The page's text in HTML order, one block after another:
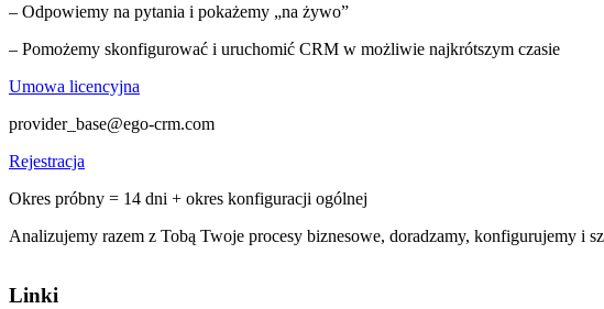
– Odpowiemy na pytania i pokażemy „na żywo”
– Pomożemy skonfigurować i uruchomić CRM w możliwie najkrótszym czasie
Umowa licencyjna
provider_base@ego-crm.com
Rejestracja
Okres próbny = 14 dni + okres konfiguracji ogólnej
Analizujemy razem z Tobą Twoje procesy biznesowe, doradzamy, konfigurujemy i
Linki